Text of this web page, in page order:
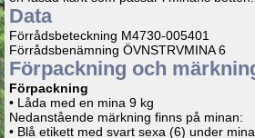
Data
Förrådsbeteckning M4730-005401
Förrådsbenämning ÖVNSTRVMINA 6
Förpackning och
Förpackning
• Låda med en mina 9 kg
Nedanstående märkning finns på minan:
• Blå etikett med svart sexa (6) under